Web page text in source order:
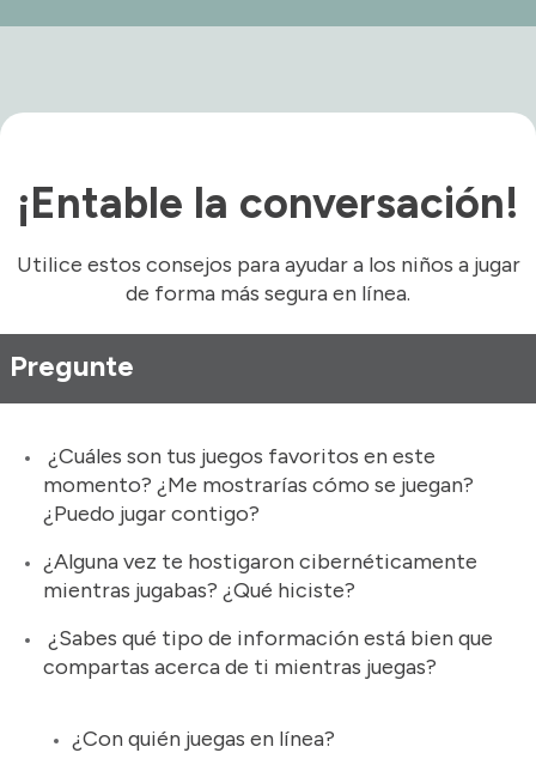
¡Entable la conversación!
Utilice estos consejos para ayudar a los niños a jugar
de forma más segura en línea.
Pregunte
¿Cuáles son tus juegos favoritos en este
momento? ¿Me mostrarías cómo se juegan?
¿Puedo jugar contigo?
¿Alguna vez te hostigaron cibernéticamente
mientras jugabas? ¿Qué hiciste?
¿Sabes qué tipo de información está bien que
compartas acerca de ti mientras juegas?
¿Con quién juegas en línea?